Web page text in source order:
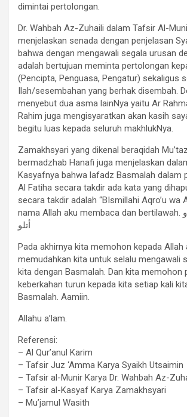
dimintai pertolongan.
Dr. Wahbah Az-Zuhaili dalam Tafsir Al-
menjelaskan senada dengan penjelasan
bahwa dengan mengawali segala urusan
adalah bertujuan meminta pertolongan
(Pencipta, Penguasa, Pengatur) sekaligus
Ilah/sesembahan yang berhak disembah.
menyebut dua asma lainNya yaitu Ar
Rahim juga mengisyaratkan akan kasih
begitu luas kepada seluruh makhlukNya.
Zamakhsyari yang dikenal beraqidah
bermadzhab Hanafi juga menjelaskan
Kasyafnya bahwa lafadz Basmalah dalam
Al Fatiha secara takdir ada kata yang
secara takdir adalah “BIsmillahi Aqro’u wa
nama Allah aku membaca dan bertilawah. بسم الله أقرأ و
أتلو
Pada akhirnya kita memohon kepada Allah
memudahkan kita untuk selalu mengawali
kita dengan Basmalah. Dan kita memohon
keberkahan turun kepada kita setiap kali
Basmalah. Aamiin.
Allahu a’lam.
Referensi:
– Al Qur’anul Karim
– Tafsir Juz ‘Amma Karya Syaikh Utsaimin
– Tafsir al-Munir Karya Dr. Wahbah Az-
– Tafsir al-Kasyaf Karya Zamakhsyari
– Mu’jamul Wasith